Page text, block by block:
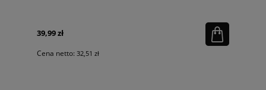
39,99 zł
Cena netto: 32,51 zł